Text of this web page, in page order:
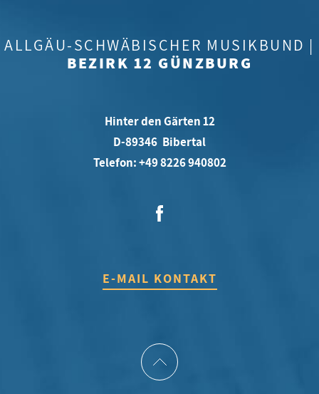
ALLGÄU-SCHWÄBISCHER MUSIKBUND |
BEZIRK 12 GÜNZBURG
Hinter den Gärten 12
D-89346 Bibertal
Telefon: +49 8226 940802
E-MAIL KONTAKT